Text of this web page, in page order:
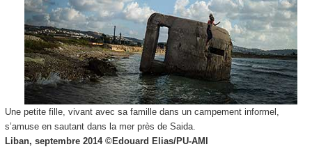
Une petite fille, vivant avec sa famille dans un campement informel,
s’amuse en sautant dans la mer près de Saida.
Liban, septembre 2014 ©Edouard Elias/PU-AMI